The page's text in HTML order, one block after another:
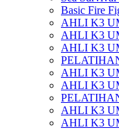
Basic Fire
AHLI K3
AHLI K3
AHLI K3
AHLI K3
AHLI K3
AHLI K3
AHLI K3